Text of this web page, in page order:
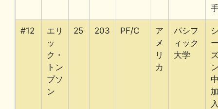
#12
エリ
ッ
ク・
トン
プソ
ン
25 203 PF/C
ア
メ
リ
カ
パシフ
ィック
大学